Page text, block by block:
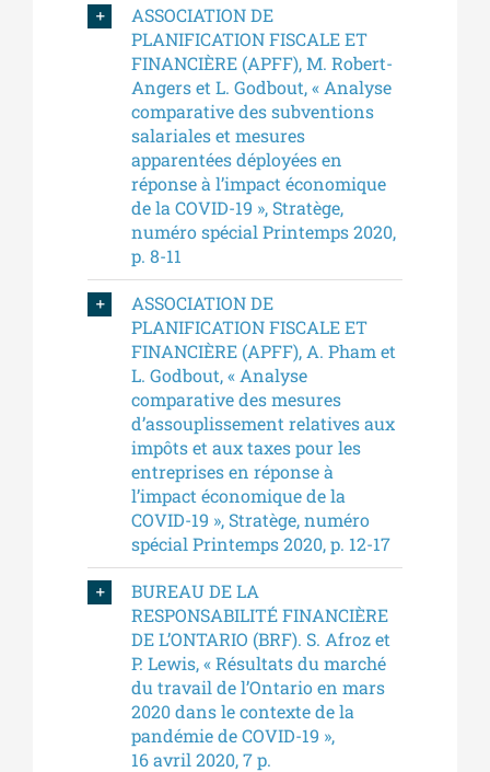
ASSOCIATION DE
PLANIFICATION FISCALE ET
FINANCIÈRE (APFF), M. Robert-
Angers et L. Godbout, « Analyse
comparative des subventions
salariales et mesures
apparentées déployées en
réponse à l’impact économique
de la COVID-19 », Stratège,
numéro spécial Printemps 2020,
p. 8-11
ASSOCIATION DE
PLANIFICATION FISCALE ET
FINANCIÈRE (APFF), A. Pham et
L. Godbout, « Analyse
comparative des mesures
d’assouplissement relatives aux
impôts et aux taxes pour les
entreprises en réponse à
l’impact économique de la
COVID-19 », Stratège, numéro
spécial Printemps 2020, p. 12-17
BUREAU DE LA
RESPONSABILITÉ FINANCIÈRE
DE L’ONTARIO (BRF). S. Afroz et
P. Lewis, « Résultats du marché
du travail de l’Ontario en mars
2020 dans le contexte de la
pandémie de COVID-19 »,
16 avril 2020, 7 p.